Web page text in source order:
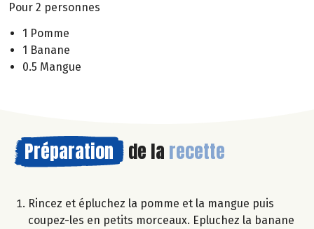
Pour 2 personnes
1 Pomme
1 Banane
0.5 Mangue
Préparation de la recette
Rincez et épluchez la pomme et la mangue puis
coupez-les en petits morceaux. Epluchez la banane